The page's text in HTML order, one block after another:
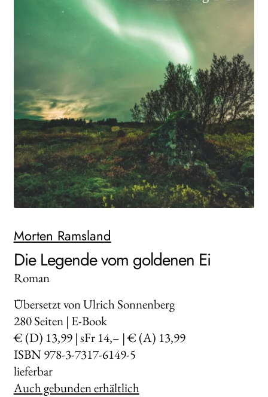
Search:
Morten Ramsland
Die Legende vom goldenen Ei
Roman
Übersetzt von Ulrich Sonnenberg
280Seiten | E-Book
€ (D) 13,99 | sFr 14,– | € (A) 13,99
ISBN 978-3-7317-6149-5
lieferbar
Auch gebunden erhältlich